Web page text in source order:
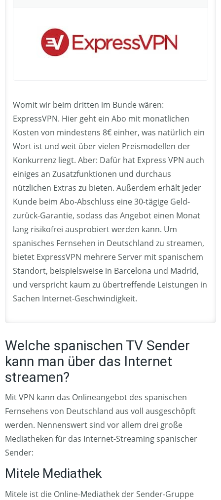
Womit wir beim dritten im Bunde wären:
ExpressVPN. Hier geht ein Abo mit monatlichen
Kosten von mindestens 8€ einher, was natürlich ein
Wort ist und weit über vielen Preismodellen der
Konkurrenz liegt. Aber: Dafür hat Express VPN auch
einiges an Zusatzfunktionen und durchaus
nützlichen Extras zu bieten. Außerdem erhält jeder
Kunde beim Abo-Abschluss eine 30-tägige Geld-
zurück-Garantie, sodass das Angebot einen Monat
lang risikofrei ausprobiert werden kann. Um
spanisches Fernsehen in Deutschland zu streamen,
bietet ExpressVPN mehrere Server mit spanischem
Standort, beispielsweise in Barcelona und Madrid,
und verspricht kaum zu übertreffende Leistungen in
Sachen Internet-Geschwindigkeit.
Welche spanischen TV Sender
kann man über das Internet
streamen?
Mit VPN kann das Onlineangebot des spanischen
Fernsehens von Deutschland aus voll ausgeschöpft
werden. Nennenswert sind vor allem drei große
Mediatheken für das Internet-Streaming spanischer
Sender:
Mitele Mediathek
Mitele ist die Online-Mediathek der Sender-Gruppe